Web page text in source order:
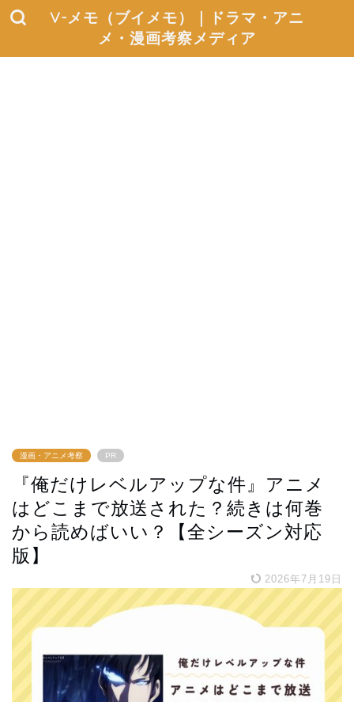
V-メモ（ブイメモ）｜ドラマ・アニ
メ・漫画考察メディア
漫画・アニメ考察 PR
『俺だけレベルアップな件』アニメ
はどこまで放送された？続きは何巻
から読めばいい？【全シーズン対応
版】
2026年7月19日